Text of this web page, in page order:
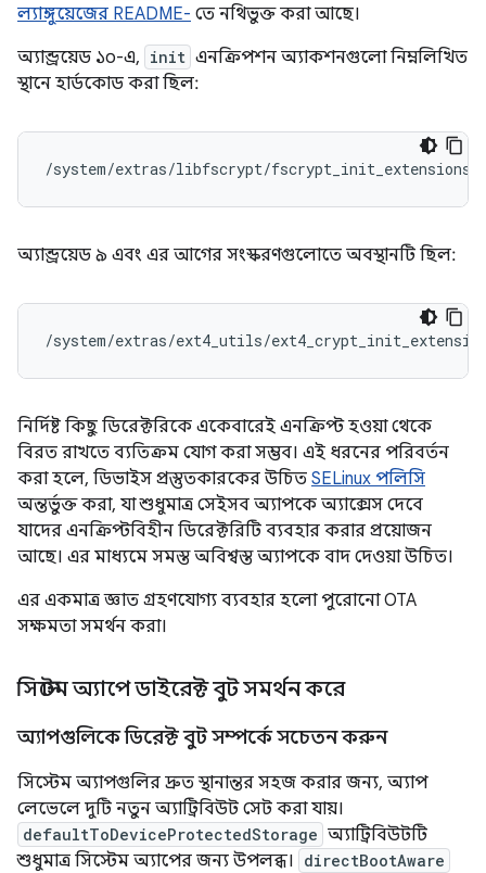
ল্যাঙ্গুয়েজের README- তে নথিভুক্ত করা আছে।
অ্যান্ড্রয়েড ১০-এ, init এনক্রিপশন অ্যাকশনগুলো নিম্নলিখিত
স্থানে হার্ডকোড করা ছিল:
/system/extras/libfscrypt/
অ্যান্ড্রয়েড ৯ এবং এর আগের সংস্করণগুলোতে অবস্থানটি ছিল:
/system/extras/ext4_utils/
নির্দিষ্ট কিছু ডিরেক্টরিকে একেবারেই এনক্রিপ্ট হওয়া থেকে
বিরত রাখতে ব্যতিক্রম যোগ করা সম্ভব। এই ধরনের পরিবর্তন
করা হলে, ডিভাইস প্রস্তুতকারকের উচিত SELinux পলিসি
অন্তর্ভুক্ত করা, যা শুধুমাত্র সেইসব অ্যাপকে অ্যাক্সেস দেবে
যাদের এনক্রিপ্টবিহীন ডিরেক্টরিটি ব্যবহার করার প্রয়োজন
আছে। এর মাধ্যমে সমস্ত অবিশ্বস্ত অ্যাপকে বাদ দেওয়া উচিত।
এর একমাত্র জ্ঞাত গ্রহণযোগ্য ব্যবহার হলো পুরোনো OTA
সক্ষমতা সমর্থন করা।
সিস্টেম অ্যাপে ডাইরেক্ট বুট সমর্থন করে
অ্যাপগুলিকে ডিরেক্ট বুট সম্পর্কে সচেতন করুন
সিস্টেম অ্যাপগুলির দ্রুত স্থানান্তর সহজ করার জন্য, অ্যাপ
লেভেলে দুটি নতুন অ্যাট্রিবিউট সেট করা যায়।
defaultToDeviceProtectedStorage অ্যাট্রিবিউটটি
শুধুমাত্র সিস্টেম অ্যাপের জন্য উপলব্ধ।
directBootAware